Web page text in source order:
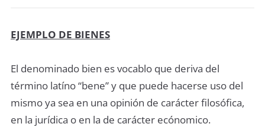
EJEMPLO DE BIENES
El denominado bien es vocablo que deriva del
término latíno “bene” y que puede hacerse uso del
mismo ya sea en una opinión de carácter filosófica,
en la jurídica o en la de carácter ecónomico.